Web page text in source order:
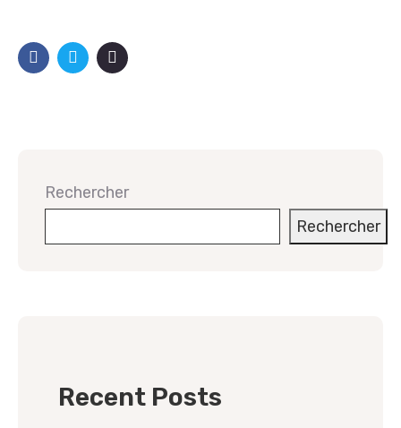
Rechercher
Rechercher
Recent Posts